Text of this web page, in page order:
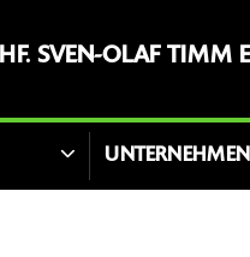
SVEN-OLAF TIMM
UNTERNEHMEN